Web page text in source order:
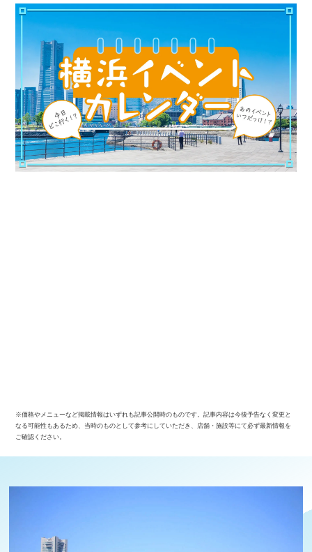
※価格やメニューなど掲載情報はいずれも記事公開時のものです。記事内容は今後予告なく変更と
なる可能性もあるため、当時のものとして参考にしていただき、店舗・施設等にて必ず最新情報を
ご確認ください。